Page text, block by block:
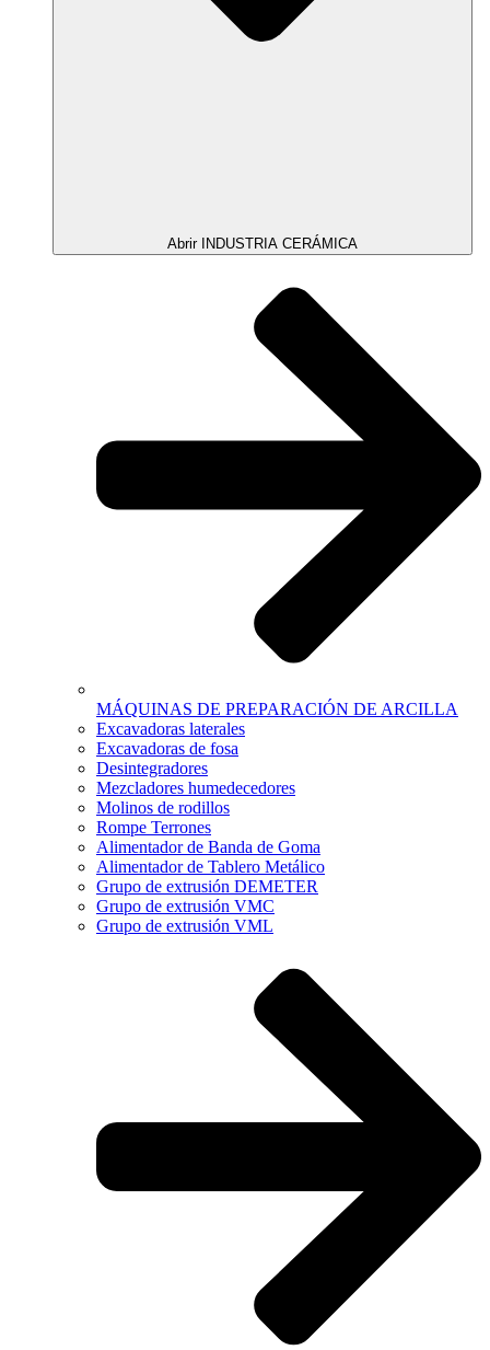
Abrir INDUSTRIA CERÁMICA
MÁQUINAS DE PREPARACIÓN DE ARCILLA
Excavadoras laterales
Excavadoras de fosa
Desintegradores
Mezcladores humedecedores
Molinos de rodillos
Rompe Terrones
Alimentador de Banda de Goma
Alimentador de Tablero Metálico
Grupo de extrusión DEMETER
Grupo de extrusión VMC
Grupo de extrusión VML